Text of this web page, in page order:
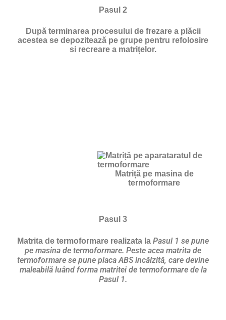
Pasul 2
După terminarea procesului de frezare a plăcii
acestea se depozitează pe grupe pentru refolosire
si recreare a matrițelor.
Matriță pe masina de
termoformare
Pasul 3
Matrita de termoformare realizata la Pasul 1 se pune
pe masina de termoformare. Peste acea matrita de
termoformare se pune placa ABS incălzită, care devine
maleabilă luând forma matritei de termoformare de la
Pasul 1.